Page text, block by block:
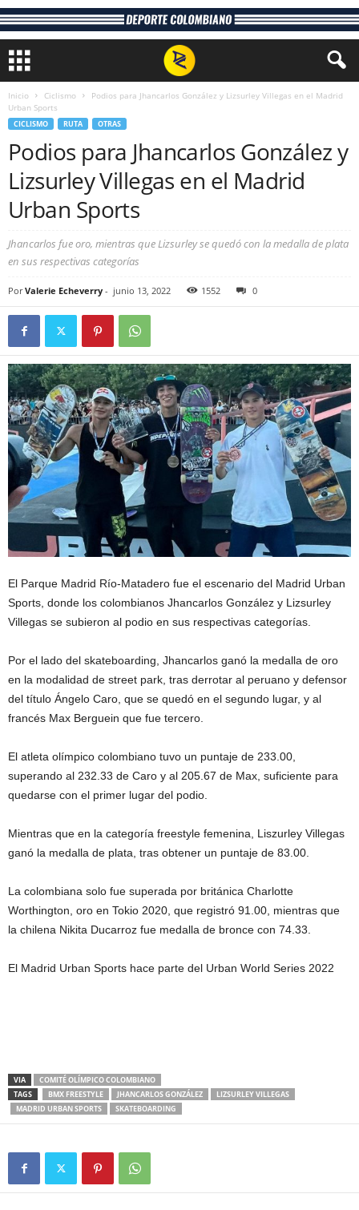
Inicio Ciclismo
Podios para Jhancarlos González y Lizsurley Villegas en el Madrid
Urban Sports
CICLISMO RUTA OTRAS
Podios para Jhancarlos González y
Lizsurley Villegas en el Madrid
Urban Sports
Jhancarlos fue oro, mientras que Lizsurley se quedó con la medalla de plata
en sus respectivas categorías
Por Valerie Echeverry - junio 13, 2022 1552 0
El Parque Madrid Río-Matadero fue el escenario del Madrid Urban
Sports, donde los colombianos Jhancarlos González y Lizsurley
Villegas se subieron al podio en sus respectivas categorías.
Por el lado del skateboarding, Jhancarlos ganó la medalla de oro
en la modalidad de street park, tras derrotar al peruano y defensor
del título Ángelo Caro, que se quedó en el segundo lugar, y al
francés Max Berguein que fue tercero.
El atleta olímpico colombiano tuvo un puntaje de 233.00,
superando al 232.33 de Caro y al 205.67 de Max, suficiente para
quedarse con el primer lugar del podio.
Mientras que en la categoría freestyle femenina, Liszurley Villegas
ganó la medalla de plata, tras obtener un puntaje de 83.00.
La colombiana solo fue superada por británica Charlotte
Worthington, oro en Tokio 2020, que registró 91.00, mientras que
la chilena Nikita Ducarroz fue medalla de bronce con 74.33.
El Madrid Urban Sports hace parte del Urban World Series 2022
VIA
COMITÉ OLÍMPICO COLOMBIANO
TAGS
BMX FREESTYLE JHANCARLOS GONZÁLEZ
LIZSURLEY VILLEGAS
MADRID URBAN SPORTS
SKATEBOARDING